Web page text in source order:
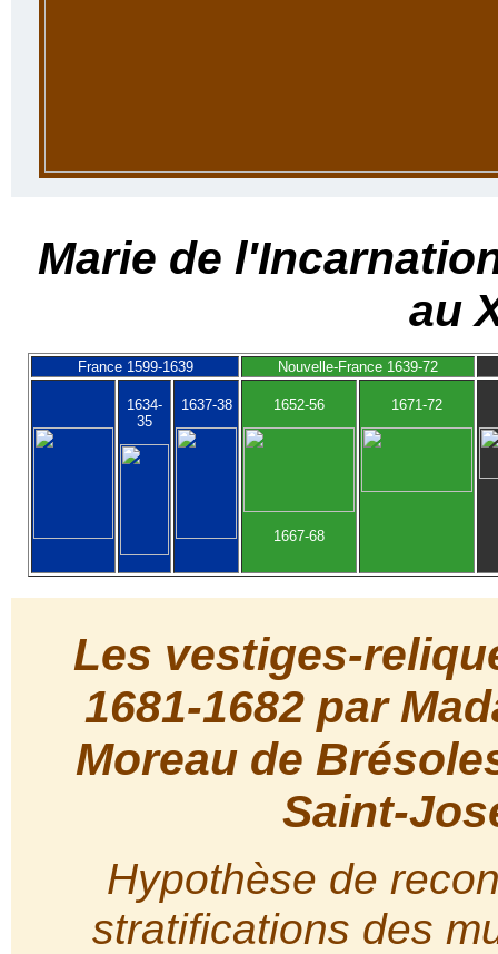
Marie de
au
France 1599-1639 Nouvelle-France 1639-72
1634-
35
1637-38 1652-56
1667-68
1671-72
Les vestiges-
1681-1682 par
Moreau de
Saint-
Hypothèse de
stratifications des